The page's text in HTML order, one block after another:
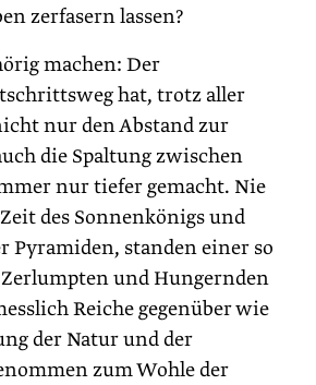
zerfasern lassen?
machen: Der
hat, trotz aller
nur den Abstand zur
die Spaltung zwischen
nur tiefer gemacht. Nie
des Sonnenkönigs und
Pyramiden, standen einer so
und Hungernden
Reiche gegenüber wie
der Natur und der
zum Wohle der